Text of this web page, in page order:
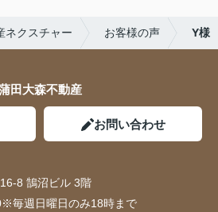
ネクスチャー お客様の声 Y様
田大森不動産
お問い合わせ
8 鵠沼ビル 3階
毎週日曜日のみ18時まで